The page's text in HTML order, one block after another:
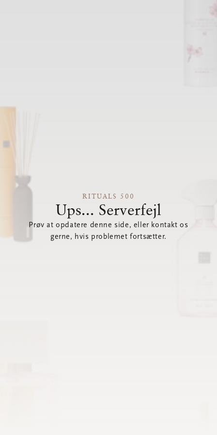
RITUALS 500
Ups... Serverfejl
Prøv at opdatere denne side, eller kontakt os
gerne, hvis problemet fortsætter.